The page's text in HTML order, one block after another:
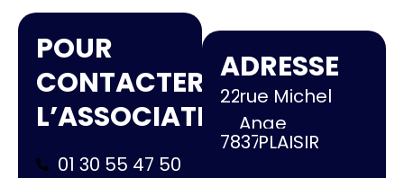
POUR
CONTACTER
L’ASSOCIATION
01 30 55 47 50
ADRESSE
22rue Michel
Ange
78370PLAISIR